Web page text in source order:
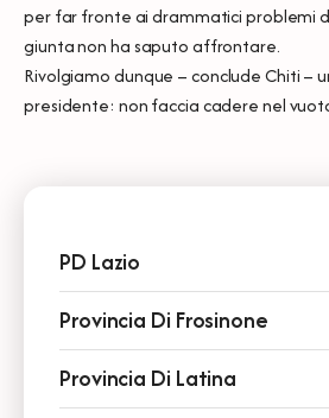
per far fronte ai drammatici problemi
giunta non ha saputo affrontare.
Rivolgiamo dunque – conclude Chiti –
presidente: non faccia cadere nel
PD Lazio
Provincia Di Frosinone
Provincia Di Latina